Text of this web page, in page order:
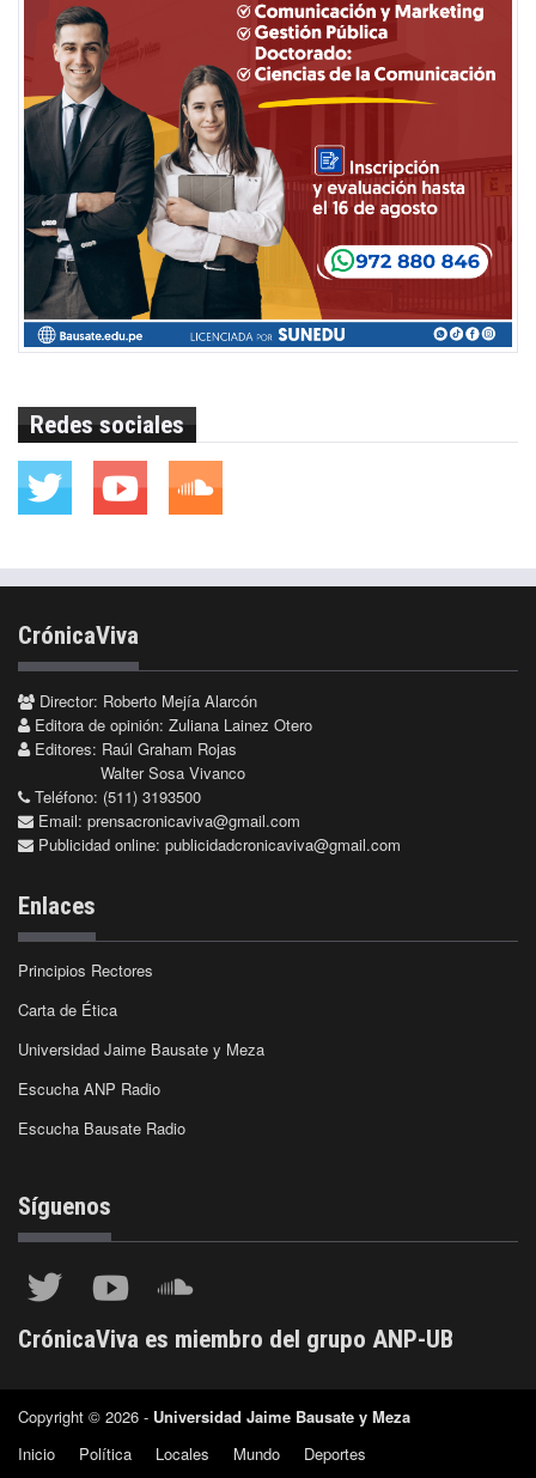
Redes sociales
CrónicaViva
Director: Roberto Mejía Alarcón
Editora de opinión: Zuliana Lainez Otero
Editores: Raúl Graham Rojas
Walter Sosa Vivanco
Teléfono: (511) 3193500
Email: prensacronicaviva@gmail.com
Publicidad online: publicidadcronicaviva@gmail.com
Enlaces
Principios Rectores
Carta de Ética
Universidad Jaime Bausate y Meza
Escucha ANP Radio
Escucha Bausate Radio
Síguenos
CrónicaViva es miembro del grupo ANP-UB
Copyright © 2026 - Universidad Jaime Bausate y Meza
Inicio
Política Locales Mundo
Deportes